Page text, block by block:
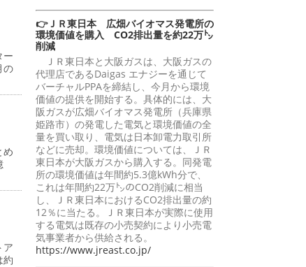
ー
の
め
ア
約
👉ＪＲ東日本 広畑バイオマス発電所の
環境価値を購入 CO2排出量を約22万㌧
削減
ＪＲ東日本と大阪ガスは、大阪ガスの
代理店であるDaigas エナジーを通じて
バーチャルPPAを締結し、今月から環境
価値の提供を開始する。具体的には、大
阪ガスが広畑バイオマス発電所（兵庫県
姫路市）の発電した電気と環境価値の全
量を買い取り、電気は日本卸電力取引所
などに売却。環境価値については、ＪＲ
東日本が大阪ガスから購入する。同発電
所の環境価値は年間約5.3億kWh分で、
これは年間約22万㌧のCO2削減に相当
し、ＪＲ東日本におけるCO2排出量の約
12％に当たる。ＪＲ東日本が実際に使用
する電気は既存の小売契約により小売電
気事業者から供給される。
https://www.jreast.co.jp/